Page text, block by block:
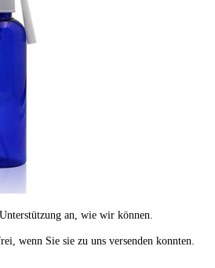
an, wie wir können.
wenn Sie sie zu uns versenden konnten.